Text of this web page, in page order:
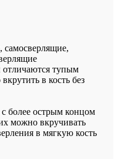
самосверлящие,
отличаются тупым
в кость без
более острым концом
можно вкручивать
в мягкую кость